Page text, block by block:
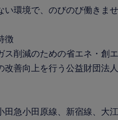
い環境で、のびのび働きま
徴
ス削減のための省エネ・創
改善向上を行う公益財団法
田急小田原線、新宿線、大